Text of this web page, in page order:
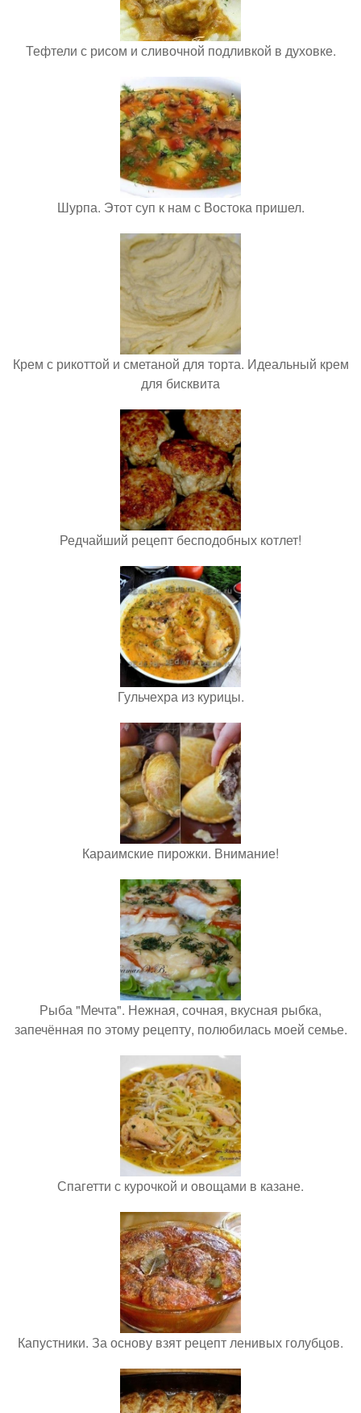
Тефтели с рисом и сливочной подливкой в духовке.
Шурпа. Этот суп к нам с Востока пришел.
Крем с рикоттой и сметаной для торта. Идеальный крем
для бисквита
Редчайший рецепт бесподобных котлет!
Гульчехра из курицы.
Караимские пирожки. Внимание!
Рыба "Мечта". Нежная, сочная, вкусная рыбка,
запечённая по этому рецепту, полюбилась моей семье.
Спагетти с курочкой и овощами в казане.
Капустники. За основу взят рецепт ленивых голубцов.